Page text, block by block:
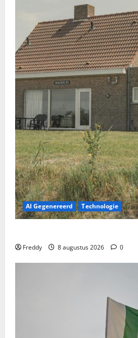
AI Gegenereerd Technologie
Freddy 8 augustus 2026 0